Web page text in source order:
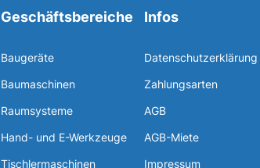
Geschäftsbereiche
Baugeräte
Baumaschinen
Raumsysteme
Hand- und E-Werkzeuge
Tischlermaschinen
Infos
Datenschutzerklärung
Zahlungsarten
AGB
AGB-Miete
Impressum